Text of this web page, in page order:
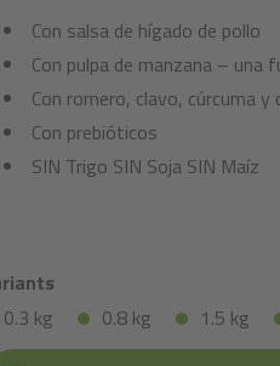
Con salsa de hígado de pollo
Con pulpa de manzana – una
Con romero, clavo, cúrcuma
Con prebióticos
SIN Trigo SIN Soja SIN Maíz
0.3 kg
0.8 kg 1.5 kg